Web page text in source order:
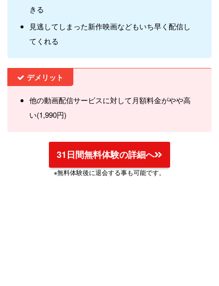
きる
見逃してしまった新作映画などもいち早く配信し
てくれる
デメリット
他の動画配信サービスに対して月額料金がやや高
い(1,990円)
31日間無料体験の詳細へ
※無料体験後に退会する事も可能です。